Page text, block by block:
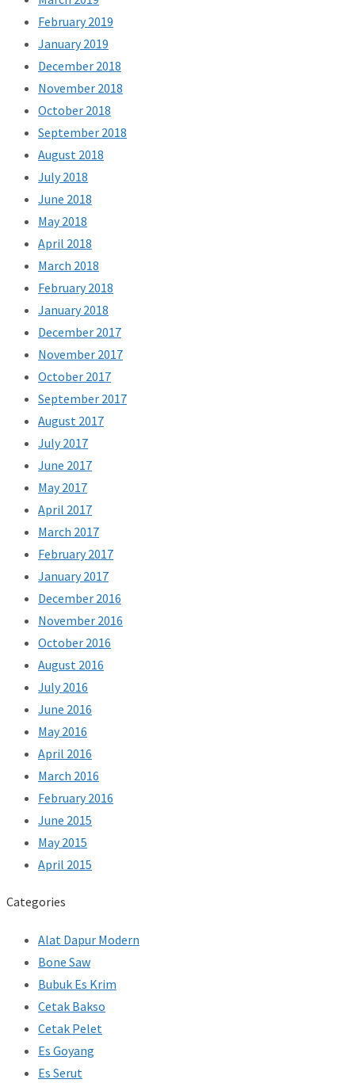
February 2019
January 2019
December 2018
November 2018
October 2018
September 2018
August 2018
July 2018
June 2018
May 2018
April 2018
March 2018
February 2018
January 2018
December 2017
November 2017
October 2017
September 2017
August 2017
July 2017
June 2017
May 2017
April 2017
March 2017
February 2017
January 2017
December 2016
November 2016
October 2016
August 2016
July 2016
June 2016
May 2016
April 2016
March 2016
February 2016
June 2015
May 2015
April 2015
Categories
Alat Dapur Modern
Bone Saw
Bubuk Es Krim
Cetak Bakso
Cetak Pelet
Es Goyang
Es Serut